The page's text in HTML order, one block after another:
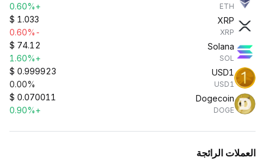
ETH
+0.60%
XRP
XRP
$ 1.033
-0.60%
Solana
SOL
$ 74.12
+1.60%
USD1
USD1
$ 0.999923
0.00%
Dogecoin
DOGE
$ 0.070011
+0.90%
العملات الرائجة